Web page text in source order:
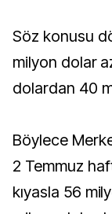
Söz konusu
milyon dolar
dolardan 40
Böylece
2 Temmuz
kıyasla 56